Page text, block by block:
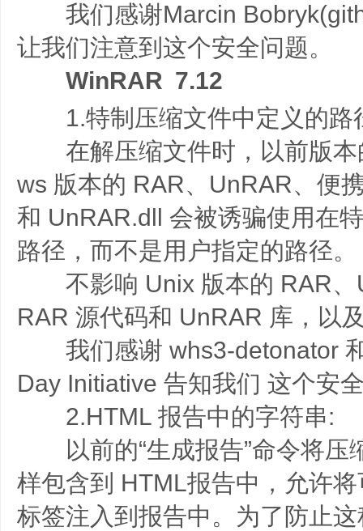
我们感谢Marcin
让我们注意到这个安全问题。
WinRAR 7.12
1.特制压缩文件中定义的路
在解压缩文件时，以前版本
ws 版本的 RAR、UnRAR、便
和 UnRAR.dll 会被诱骗使用在
路径，而不是用户指定的路径。
不影响 Unix 版本的 RAR、
RAR 源代码和 UnRAR 库，以
我们感谢 whs3-detonator
Day Initiative 告知我们 这个安
2.HTML 报告中的字符串:
以前的“生成报告”命令将压
样包含到 HTML报告中，允许
标签注入到报告中。为了防止